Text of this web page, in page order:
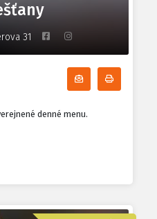
31
Odoberať
denné menu.